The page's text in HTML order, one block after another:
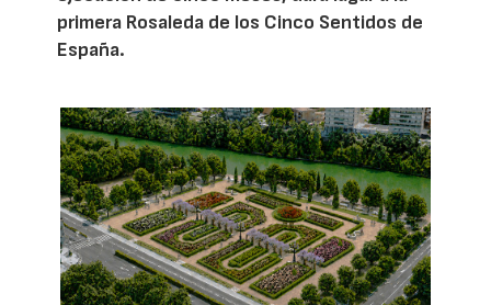
primera Rosaleda de los Cinco Sentidos de
España.